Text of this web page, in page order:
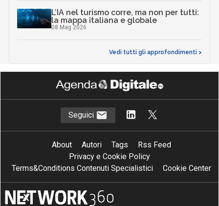
L’IA nel turismo corre, ma non per tutti:
la mappa italiana e globale
08 Mag 2026
Vedi tutti gli approfondimenti >
Seguici
About Autori Tags
Rss Feed
Privacy e Cookie Policy
Terms&Conditions Contenuti Specialistici
Cookie Center